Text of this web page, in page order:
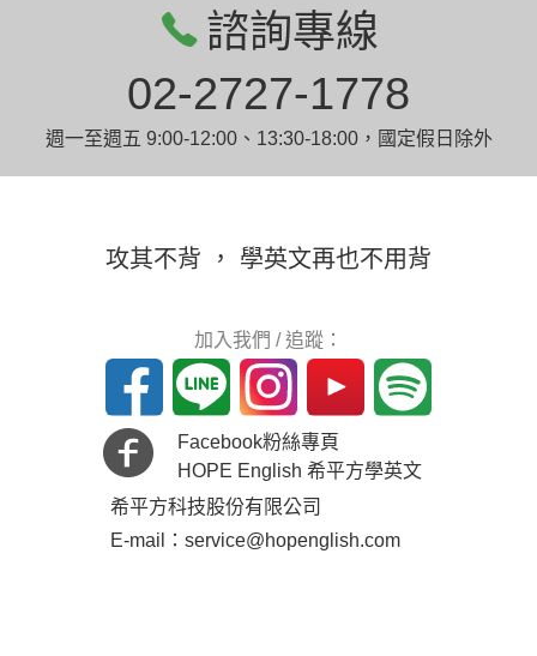
諮詢專線
02-2727-1778
週一至週五 9:00-12:00、13:30-18:00，國定假日除外
攻其不背 ， 學英文再也不用背
加入我們 / 追蹤：
Facebook粉絲專頁
HOPE English 希平方學英文
希平方科技股份有限公司
E-mail：service@hopenglish.com